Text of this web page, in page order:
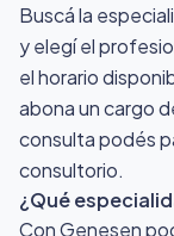
Buscá la
y elegí el
el horario
abona un cargo
consulta podés
consultorio.
¿Qué
Con Genesen